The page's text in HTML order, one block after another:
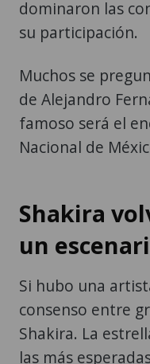
dominaron las
su participación.
Muchos se
de Alejandro
famoso será el
Nacional de
Shakira
un
Si hubo una
consenso entre
Shakira. La
las más